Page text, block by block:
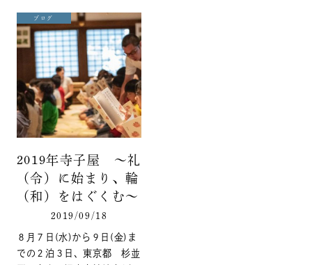
ブログ
2019年寺子屋 ～礼
（令）に始まり、輪
（和）をはぐくむ～
2019/09/18
８月７日(水)から９日(金)ま
での２泊３日、東京都 杉並